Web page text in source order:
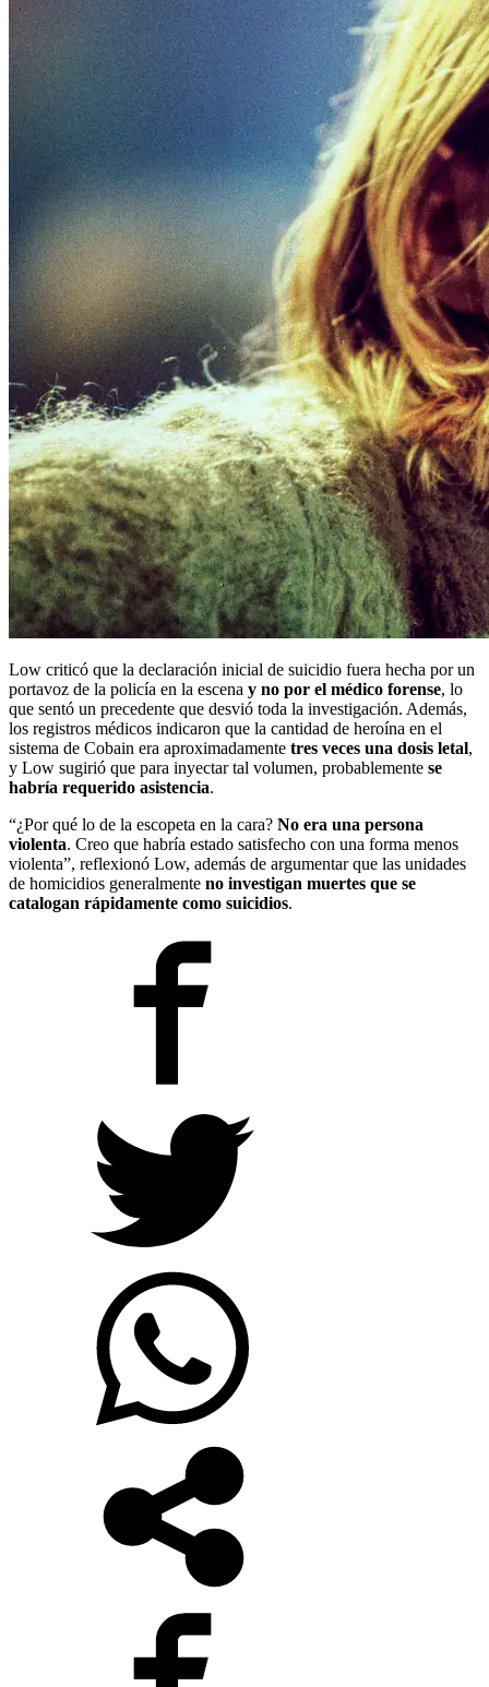
Low criticó que la declaración inicial de suicidio fuera hecha por un
portavoz de la policía en la escena y no por el médico forense, lo
que sentó un precedente que desvió toda la investigación. Además,
los registros médicos indicaron que la cantidad de heroína en el
sistema de Cobain era aproximadamente tres veces una dosis letal,
y Low sugirió que para inyectar tal volumen, probablemente se
habría requerido asistencia.
“¿Por qué lo de la escopeta en la cara? No era una persona
violenta. Creo que habría estado satisfecho con una forma menos
violenta”, reflexionó Low, además de argumentar que las unidades
de homicidios generalmente no investigan muertes que se
catalogan rápidamente como suicidios.